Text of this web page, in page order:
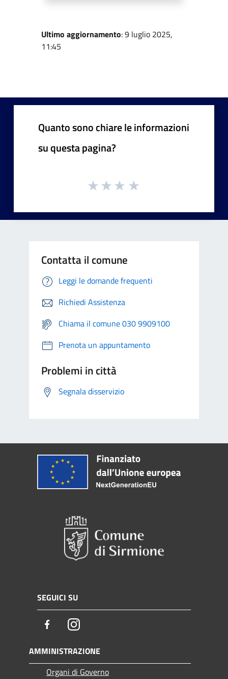
Ultimo aggiornamento: 9 luglio 2025,
11:45
Quanto sono chiare le informazioni
su questa pagina?
Contatta il comune
Leggi le domande frequenti
Richiedi Assistenza
Chiama il comune 030 9909100
Prenota un appuntamento
Problemi in città
Segnala disservizio
SEGUICI SU
FacebookInstagram
AMMINISTRAZIONE
Organi di Governo